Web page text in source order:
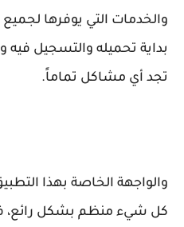
والخدمات التي يوفرها
بداية تحميله والتسجيل فيه
تجد أي مشاكل تماماً.
والواجهة الخاصة بهذا
كل شيء منظم بشكل رائع،